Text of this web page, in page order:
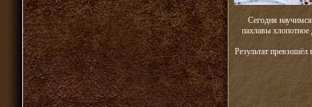
Сегодня
пахлавы хлопотное
Результат